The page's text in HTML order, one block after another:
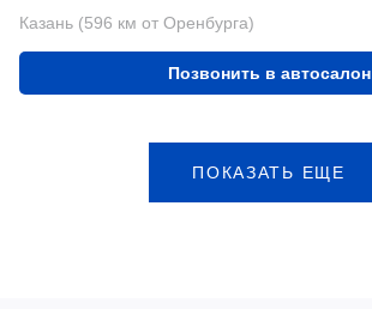
Казань (596 км от Оренбурга)
Позвонить в автосалон
ПОКАЗАТЬ ЕЩЕ